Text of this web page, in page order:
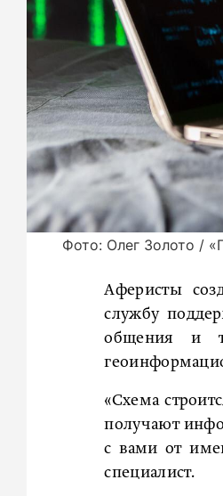
Фото: Олег Золото /
Аферисты
службу
общения и
«Схема
получают
с вами от
специалист.